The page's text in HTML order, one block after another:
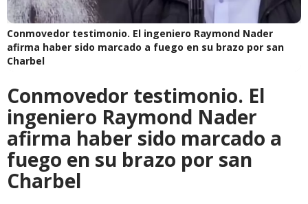
Conmovedor testimonio. El ingeniero Raymond Nader
afirma haber sido marcado a fuego en su brazo por san
Charbel
Conmovedor testimonio. El
ingeniero Raymond Nader
afirma haber sido marcado a
fuego en su brazo por san
Charbel